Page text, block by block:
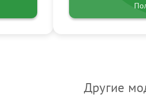
Другие